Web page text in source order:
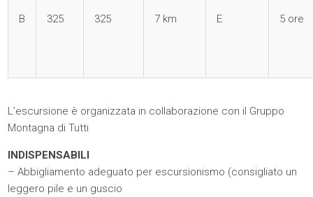
B 325 325 7 km E 5 ore
L’escursione è organizzata in collaborazione con il Gruppo
Montagna di Tutti
INDISPENSABILI
– Abbigliamento adeguato per escursionismo (consigliato un
leggero pile e un guscio